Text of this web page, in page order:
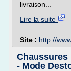
livraison...
Lire la suite
Site : http://
Chaussures
- Mode